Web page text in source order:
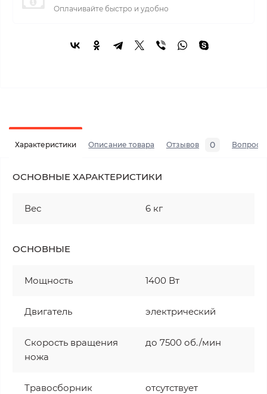
Оплачивайте быстро и удобно
Характеристики Описание товара Отзывов 0 Вопросы
ОСНОВНЫЕ ХАРАКТЕРИСТИКИ
Вес 6 кг
ОСНОВНЫЕ
Мощность 1400 Вт
Двигатель электрический
Скорость вращения
ножа
до 7500 об./мин
Травосборник отсутствует